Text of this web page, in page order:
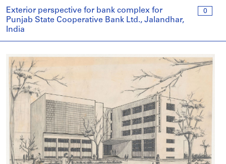
0
Exterior perspective for bank complex for
Punjab State Cooperative Bank Ltd., Jalandhar,
India